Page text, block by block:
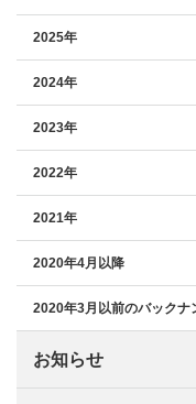
2025年
2024年
2023年
2022年
2021年
2020年4月以降
2020年3月以前のバックナ
お知らせ